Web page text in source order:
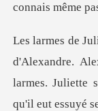
Historique
connais même
larmes. Juliette